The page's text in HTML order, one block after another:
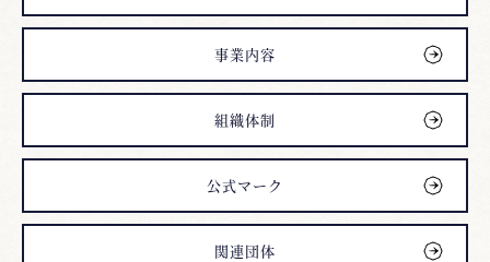
事業内容
組織体制
公式マーク
関連団体